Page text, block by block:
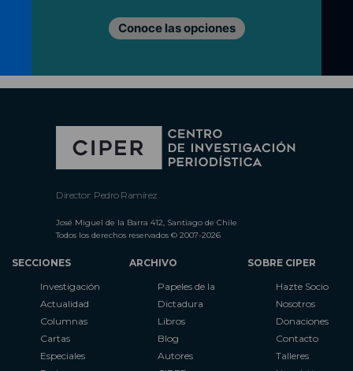
Conoce las opciones
Director: Pedro Ramírez
José Miguel de la Barra 412, Santiago de Chile
Todos los derechos reservados © 2007-2026
SECCIONES
Investigación
Actualidad
Columnas
Cartas
Especiales
ARCHIVO
Papeles de la
Dictadura
Libros
Blog
Autores
SOBRE CIPER
Hazte Socio
Nosotros
Donaciones
Contacto
Talleres